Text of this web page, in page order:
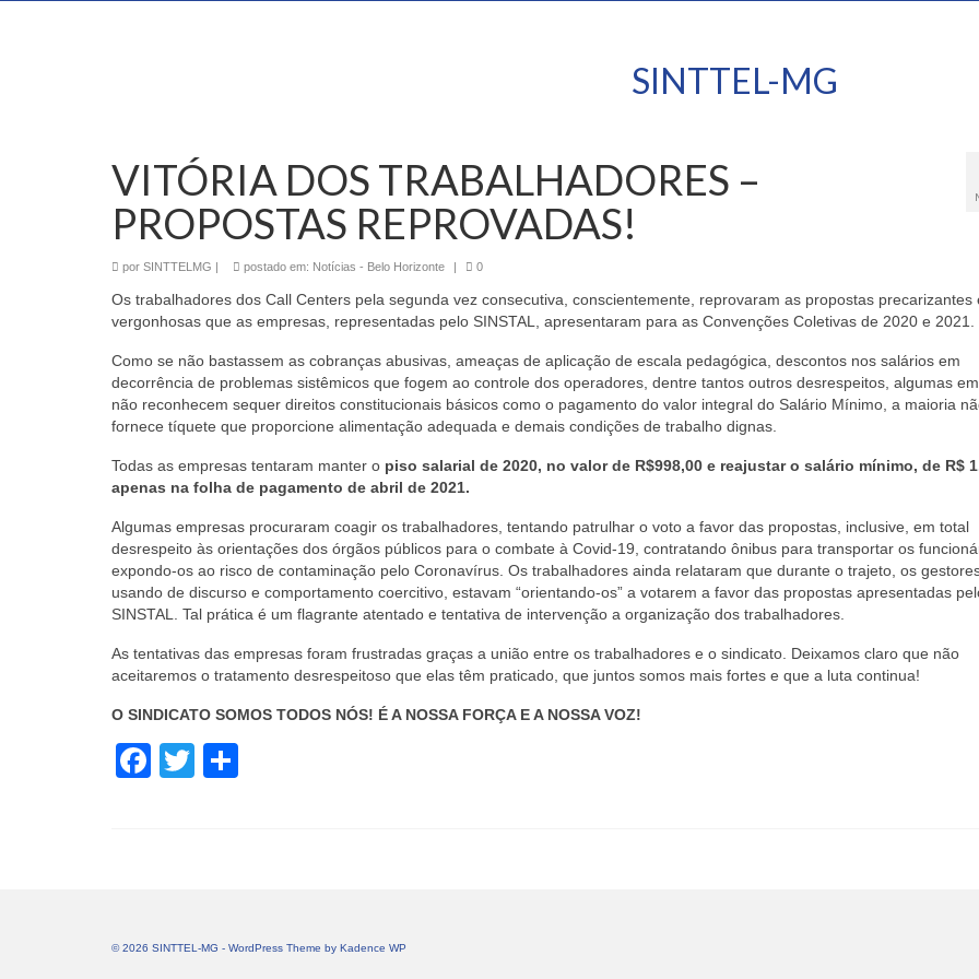
SINTTEL-MG
VITÓRIA DOS TRABALHADORES –
PROPOSTAS REPROVADAS!
por SINTTELMG | postado em: Notícias - Belo Horizonte | 0
Os trabalhadores dos Call Centers pela segunda vez consecutiva, conscientemente, reprovaram as propostas precarizantes
vergonhosas que as empresas, representadas pelo SINSTAL, apresentaram para as Convenções Coletivas de 2020 e 2021.
Como se não bastassem as cobranças abusivas, ameaças de aplicação de escala pedagógica, descontos nos salários em
decorrência de problemas sistêmicos que fogem ao controle dos operadores, dentre tantos outros desrespeitos, algumas
não reconhecem sequer direitos constitucionais básicos como o pagamento do valor integral do Salário Mínimo, a maioria
fornece tíquete que proporcione alimentação adequada e demais condições de trabalho dignas.
Todas as empresas tentaram manter o piso salarial de 2020, no valor de R$998,00 e reajustar o salário mínimo, de R$
apenas na folha de pagamento de abril de 2021.
Algumas empresas procuraram coagir os trabalhadores, tentando patrulhar o voto a favor das propostas, inclusive, em total
desrespeito às orientações dos órgãos públicos para o combate à Covid-19, contratando ônibus para transportar os
expondo-os ao risco de contaminação pelo Coronavírus. Os trabalhadores ainda relataram que durante o trajeto, os
usando de discurso e comportamento coercitivo, estavam “orientando-os” a votarem a favor das propostas apresentadas
SINSTAL. Tal prática é um flagrante atentado e tentativa de intervenção a organização dos trabalhadores.
As tentativas das empresas foram frustradas graças a união entre os trabalhadores e o sindicato. Deixamos claro que não
aceitaremos o tratamento desrespeitoso que elas têm praticado, que juntos somos mais fortes e que a luta continua!
O SINDICATO SOMOS TODOS NÓS! É A NOSSA FORÇA E A NOSSA VOZ!
Facebook
Twitter
© 2026 SINTTEL-MG - WordPress Theme by Kadence WP